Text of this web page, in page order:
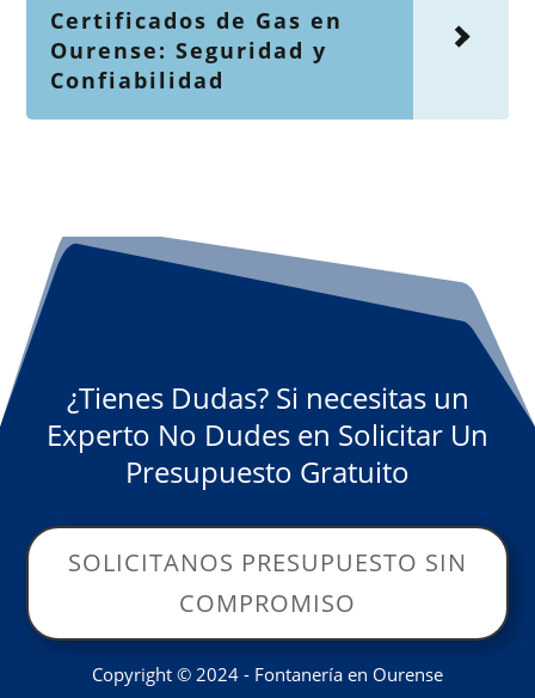
Certificados de Gas en
Ourense: Seguridad y
Confiabilidad
¿Tienes Dudas? Si necesitas un
Experto No Dudes en Solicitar Un
Presupuesto Gratuito
SOLICITANOS PRESUPUESTO SIN
COMPROMISO
Copyright © 2024 - Fontanería en Ourense